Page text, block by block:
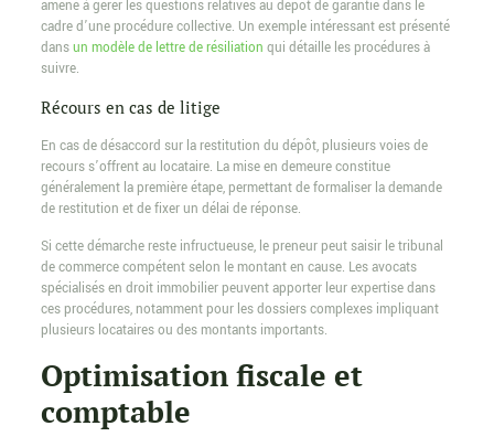
amené à gérer les questions relatives au dépôt de garantie dans le
cadre d’une procédure collective. Un exemple intéressant est présenté
dansun modèle de lettre de résiliation qui détaille les procédures à
suivre.
Récours en cas de litige
En cas de désaccord sur la restitution du dépôt, plusieurs voies de
recours s’offrent au locataire. La mise en demeure constitue
généralement la première étape, permettant de formaliser la demande
de restitution et de fixer un délai de réponse.
Si cette démarche reste infructueuse, le preneur peut saisir le tribunal
de commerce compétent selon le montant en cause. Les avocats
spécialisés en droit immobilier peuvent apporter leur expertise dans
ces procédures, notamment pour les dossiers complexes impliquant
plusieurs locataires ou des montants importants.
Optimisation fiscale et
comptable